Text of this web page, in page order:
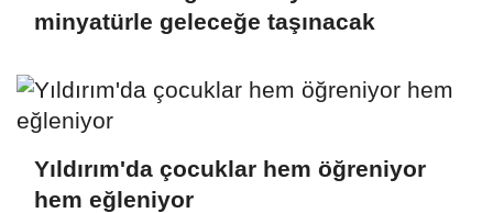
minyatürle geleceğe taşınacak
Yıldırım'da çocuklar hem öğreniyor
hem eğleniyor